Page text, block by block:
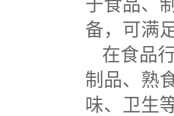
于食品、
备，可满
在食品
制品、熟
味、卫生